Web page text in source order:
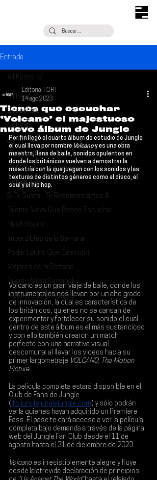
Entrada
All Posts
Escúchalo
Noticias
¿Qué Plan?
Entrevistas
Descubrimiento Semanal
Coberturas
Si Te Gusta... Te Recomendamos A...
Talento Mexa Que Debes Escuchar
Flash Round
Imperdibles de la Semana
Poder Latino Que Descubrir
Mejores de la Semana
Talento Mexa Semanal
Álbumes de la Semana
All Posts
Tienes que escuchar
‘Volcano’ el majestuoso
nuevo álbum de Jungle
Editorial TORT
14 ago 2023
Por fin llegó el cuarto álbum de estudio de Jungle
el cual lleva por nombre Volcano y es una obra
maestra, llena de baile, sonidos opulentos en
donde los británicos vuelven a demostrar la
maestría con la que juegan con los sonidos y las
texturas de distintos géneros como el disco, el
soul y el hip hop.
Volcano es un gran viaje de baile, donde los
instrumentales nos llevan por un alto grado
de innovación, la cual es característica de
los británicos, quienes no se cansan de
experimentar y fortalecer su sonido el cual
dentro de este álbum es el más sustancioso
y con ello también crearon un match
perfecto con una narrativa visual
descomunal al llevar los videos hacia su
primer largometraje VOLCANO, The Motion
Picture.
La película completa estará disponible en el
Club de Fans de Jungle
(jfc.junglejunglejungle.com) y sólo podrán
verla quienes hayan adquirido un Premiere
Pass. El pase te dará acceso a ver la película
completa bajo demanda a través de la página
web del Jungle Fan Club desde el 11 de
agosto hasta el 31 de diciembre de 2023.
Volcano es irresistiblemente alegre y fluye
desde la atrevida declaración de principios